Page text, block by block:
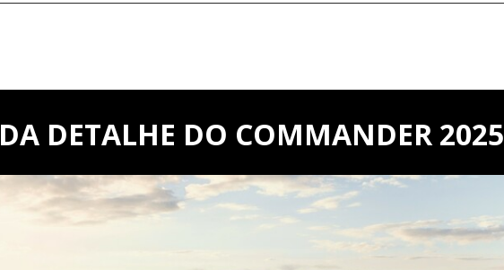
DETALHE DO COMMANDER 2025